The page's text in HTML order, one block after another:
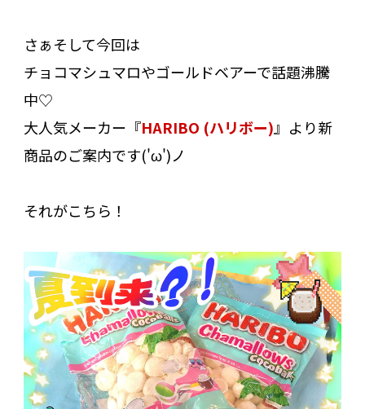
さぁそして今回は
チョコマシュマロやゴールドベアーで話題沸騰
中♡
大人気メーカー『HARIBO (ハリボー)』より新
商品のご案内です('ω')ノ
それがこちら！